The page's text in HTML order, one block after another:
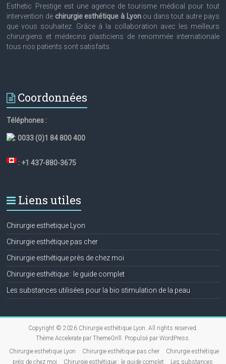
Esthetic Prestige est une agence de tourisme médical pour tout
intervention de chirurgie esthétique à Lyonou dans tout autre pays
que vous souhaitez. Grâce à la collaboration avec les meilleurs
chirurgiens et médecins plasticiens de renommée internationale
tous nos patients sont satisfaits.
Coordonnées
Téléphones :
:0033 (0)1 84 800 400
: +1 437-880-3675
Liens utiles
Chirurgie esthetique Lyon
Chirurgie esthétique pas cher
Chirurgie esthétique près de chez moi
Chirurgie esthétique : le guide complet
Les substances utilisées pour la bio stimulation de la peau
Copyright © 2026 Chirurgie esthétique Lyon . All rights reserved.
Thème Acceleratepar ThemeGrill. Propulsé par WordPress
Chirurgie esthetique Lyon
Chirurgie esthétique pas cher
Chirurgie esthétique
près de chez moi
Chirurgie esthétique : le guide complet Les substances